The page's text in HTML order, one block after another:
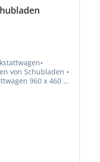
von Schubladen •
960 x 460 x